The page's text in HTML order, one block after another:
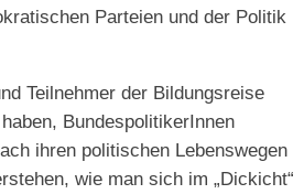
Parteien und der Politik
Teilnehmer der Bildungsreise
BundespolitikerInnen
ihren politischen Lebenswegen
wie man sich im „Dickicht“